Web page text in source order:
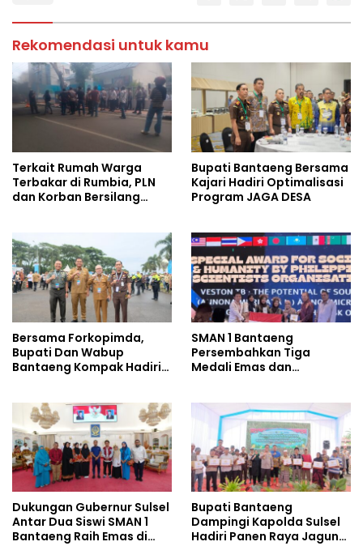
Rekomendasi untuk kamu
Terkait Rumah Warga
Terbakar di Rumbia, PLN
dan Korban Bersilang
Bupati Bantaeng Bersama
Kajari Hadiri Optimalisasi
Program JAGA DESA
Bersama Forkopimda,
Bupati Dan Wabup
Bantaeng Kompak Hadiri
SMAN 1 Bantaeng
Persembahkan Tiga
Medali Emas dan
Youth STEM Invention di
Bangkok
Dukungan Gubernur Sulsel
Antar Dua Siswi SMAN 1
Bantaeng Raih Emas di
Bupati Bantaeng
Dampingi Kapolda Sulsel
Hadiri Panen Raya Jagung